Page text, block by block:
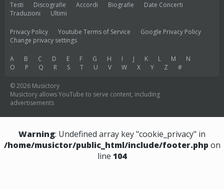
Testi Discografie Accordi Biografie
Date Concerti
Traduzioni
Ultimi
Privacy Policy Youtube Terms of Service
Google Privacy Policy
Change privacy settings
A B C D E F G H I J K L M
N
O
P Q R S T U V W X Y Z #
© 2026 Musictory
Musictory allows YouTube to serve content, including
advertisements
Warning: Undefined array key "cookie_privacy" in
/home/musictor/public_html/include/footer.php on
line 104